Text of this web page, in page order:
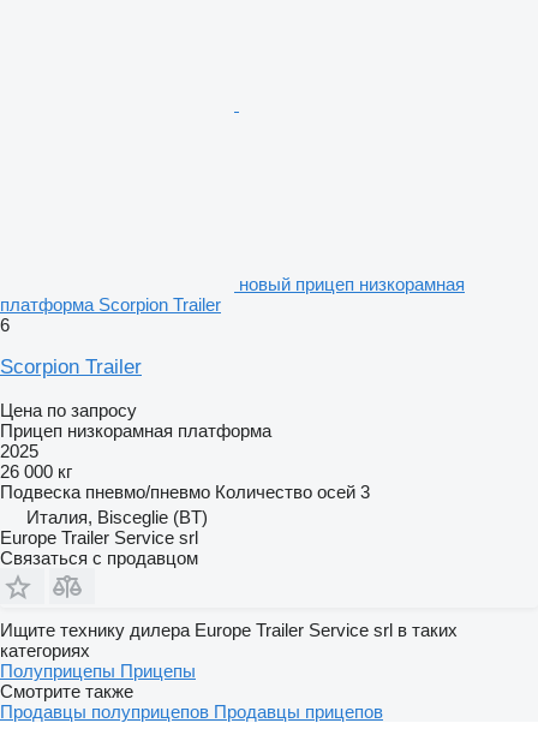
новый прицеп низкорамная
платформа Scorpion Trailer
6
Scorpion Trailer
Цена по запросу
Прицеп низкорамная платформа
2025
26 000 кг
Подвеска пневмо/пневмо Количество осей 3
Италия, Bisceglie (BT)
Europe Trailer Service srl
Связаться с продавцом
Ищите технику дилера Europe Trailer Service srl в таких
категориях
Полуприцепы Прицепы
Смотрите также
Продавцы полуприцепов Продавцы прицепов